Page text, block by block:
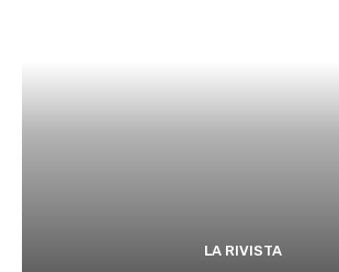
LA RIVISTA